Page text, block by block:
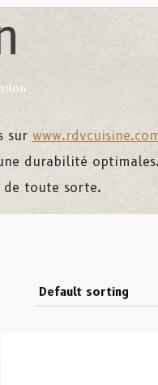
sur
durabilité
de toute sorte.